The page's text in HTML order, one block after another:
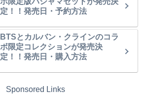
定！！発売日・予約方法
BTSとカルバン・クラインのコラ
ボ限定コレクションが発売決
定！！発売日・購入方法
Sponsored Links